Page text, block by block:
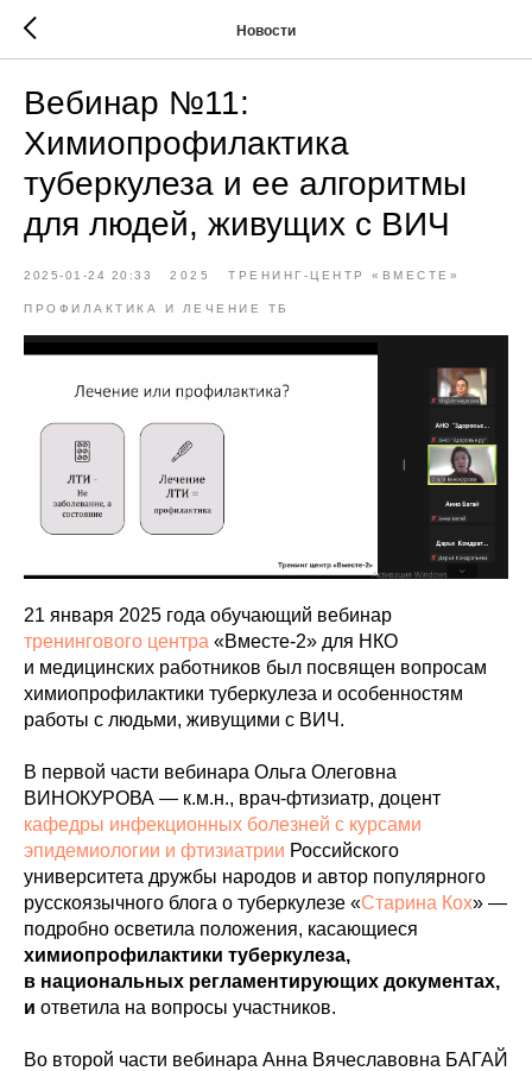
Новости
Вебинар №11:
Химиопрофилактика
туберкулеза и ее алгоритмы
для людей, живущих с ВИЧ
2025-01-24 20:33 2025 ТРЕНИНГ-ЦЕНТР «ВМЕСТЕ»
ПРОФИЛАКТИКА И ЛЕЧЕНИЕ ТБ
21 января 2025 года обучающий вебинар
тренингового центра «Вместе-2» для НКО
и медицинских работников был посвящен вопросам
химиопрофилактики туберкулеза и особенностям
работы с людьми, живущими с ВИЧ.
В первой части вебинара Ольга Олеговна
ВИНОКУРОВА — к.м.н., врач-фтизиатр, доцент
кафедры инфекционных болезней с курсами
эпидемиологии и фтизиатрии Российского
университета дружбы народов и автор популярного
русскоязычного блога о туберкулезе «Старина Кох» —
подробно осветила положения, касающиеся
химиопрофилактики туберкулеза,
в национальных регламентирующих документах,
и ответила на вопросы участников.
Во второй части вебинара Анна Вячеславовна БАГАЙ